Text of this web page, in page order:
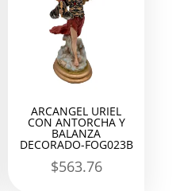
ARCANGEL URIEL
CON ANTORCHA Y
BALANZA
DECORADO-FOG023B
$563.76